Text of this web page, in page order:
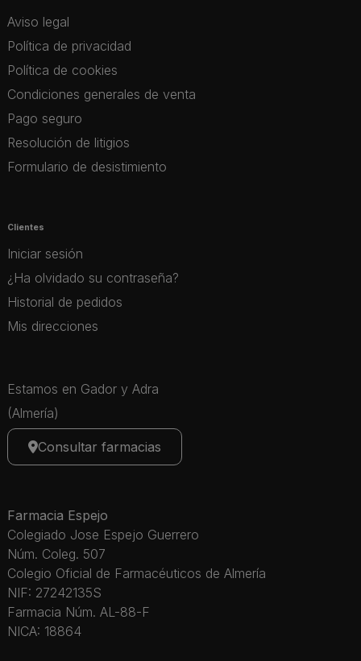
Aviso legal
Política de privacidad
Política de cookies
Condiciones generales de venta
Pago seguro
Resolución de litigios
Formulario de desistimiento
Clientes
Iniciar sesión
¿Ha olvidado su contraseña?
Historial de pedidos
Mis direcciones
Estamos en Gador y Adra
(Almería)
Consultar farmacias
Farmacia Espejo
Colegiado Jose Espejo Guerrero
Núm. Coleg. 507
Colegio Oficial de Farmacéuticos de Almería
NIF: 27242135S
Farmacia Núm. AL-88-F
NICA: 18864